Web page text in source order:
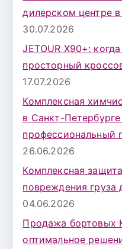
дилерском центре
30.07.2026
JETOUR X90+:
просторный
17.07.2026
Комплексная
в Санкт-
26.06.2026
Комплексная
повреждения
04.06.2026
Продажа бортовых
оптимальное